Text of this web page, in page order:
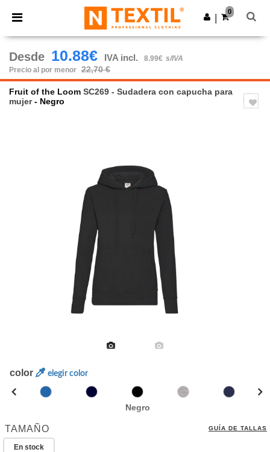
× App de Ntextil
¡Mejores precios en app!
Descargar app
0
Desde 10.88€ IVA incl. 8.99€ s/IVA
Precio al por menor 22,70 €
Fruit of the Loom SC269 - Sudadera con capucha para
mujer- Negro
color elegir color
Negro
TAMAÑO GUÍA DE TALLAS
En stock